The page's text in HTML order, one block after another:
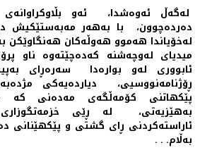
له‌گه‌ڵ ئه‌وه‌شدا، ئه‌و
ده‌رده‌چوون، با به‌هه‌ر مه‌به‌ستێكیش
له‌خۆیاندا هه‌موو هه‌وڵه‌كان هه‌نگاوێكن
میدیای له‌وچه‌شنه‌ كه‌ده‌چێته‌وه‌ ناو
ئابووری له‌و ‌بواره‌دا سه‌ره‌ڕای
ڕۆژنامه‌نووسیی، دیارده‌یه‌كی
پێكهاتنی كۆمه‌ڵگه‌ی مه‌ده‌نی كه
به‌هێزیه‌تی، له‌ ڕێی
ئاراسته‌كردنی ڕای گشتی و پێكهێنانی
به‌ڵام. . .